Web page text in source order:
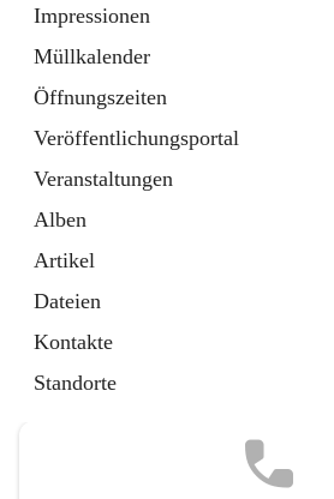
Impressionen
Müllkalender
Öffnungszeiten
Veröffentlichungsportal
Veranstaltungen
Alben
Artikel
Dateien
Kontakte
Standorte
Bürgerservice
10 Schnellzugriffe